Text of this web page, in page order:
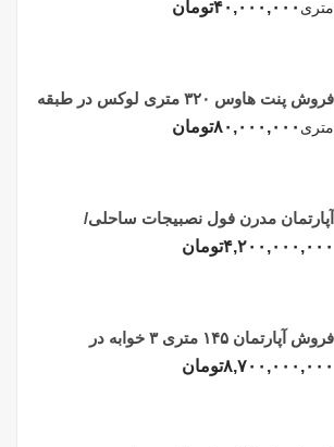
متری ۴۰,۰۰۰,۰۰۰تومان
فروش پنت هاوس ۳۲۰ متری لوکس در طبقه
چهاردهم فریدونکنار
متری ۸۰,۰۰۰,۰۰۰تومان
آپارتمان مدرن فول نصبیجات ساحلی/
فریدونکنار
۴,۲۰۰,۰۰۰,۰۰۰تومان
فروش آپارتمان ۱۴۵ متری ۳ خوابه در
فریدونکنار
۸,۷۰۰,۰۰۰,۰۰۰تومان